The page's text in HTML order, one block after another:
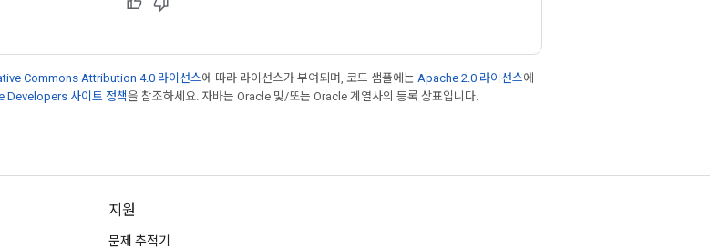
Commons Attribution 4.0 라이선스에 따라 라이선스가 부여되며, 코드 샘플에는 Apache 2.0 라이선스에
Developers 사이트 정책을 참조하세요. 자바는 Oracle 및/또는 Oracle 계열사의 등록 상표입니다.
지원
문제 추적기